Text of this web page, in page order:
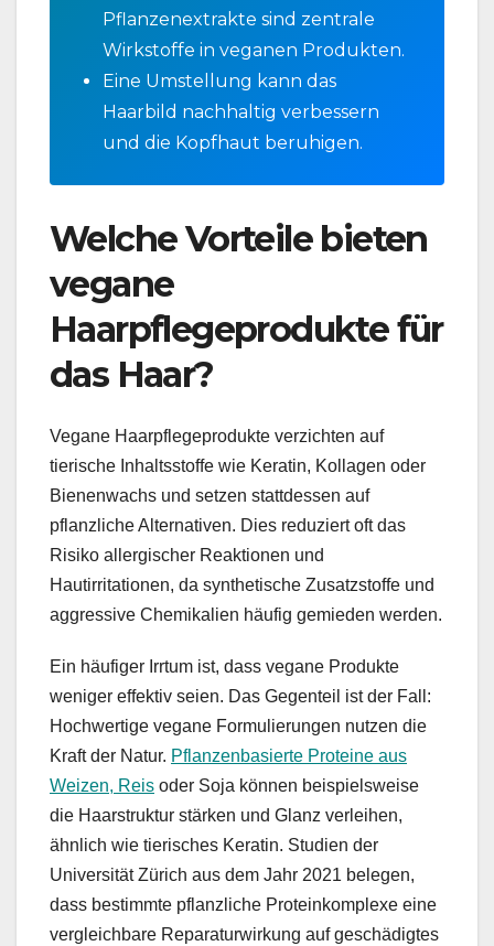
Pflanzenextrakte sind zentrale
Wirkstoffe in veganen Produkten.
Eine Umstellung kann das
Haarbild nachhaltig verbessern
und die Kopfhaut beruhigen.
Welche Vorteile bieten
vegane
Haarpflegeprodukte für
das Haar?
Vegane Haarpflegeprodukte verzichten auf
tierische Inhaltsstoffe wie Keratin, Kollagen oder
Bienenwachs und setzen stattdessen auf
pflanzliche Alternativen. Dies reduziert oft das
Risiko allergischer Reaktionen und
Hautirritationen, da synthetische Zusatzstoffe und
aggressive Chemikalien häufig gemieden werden.
Ein häufiger Irrtum ist, dass vegane Produkte
weniger effektiv seien. Das Gegenteil ist der Fall:
Hochwertige vegane Formulierungen nutzen die
Kraft der Natur. Pflanzenbasierte Proteine aus
Weizen, Reis oder Soja können beispielsweise
die Haarstruktur stärken und Glanz verleihen,
ähnlich wie tierisches Keratin. Studien der
Universität Zürich aus dem Jahr 2021 belegen,
dass bestimmte pflanzliche Proteinkomplexe eine
vergleichbare Reparaturwirkung auf geschädigtes